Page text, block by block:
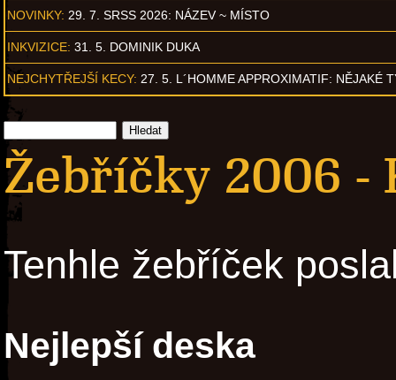
NOVINKY: 29. 7. SRSS 2026: NÁZEV ~ MÍSTO
INKVIZICE: 31. 5. DOMINIK DUKA
NEJCHYTŘEJŠÍ KECY: 27. 5. L´HOMME APPROXIMATIF: NĚJAKÉ
Žebříčky 2006 -
Tenhle žebříček
Nejlepší deska